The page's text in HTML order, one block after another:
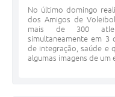
No último domingo
dos Amigos de
mais de 300
simultaneamente em 3
de integração, saúde e
algumas imagens de um